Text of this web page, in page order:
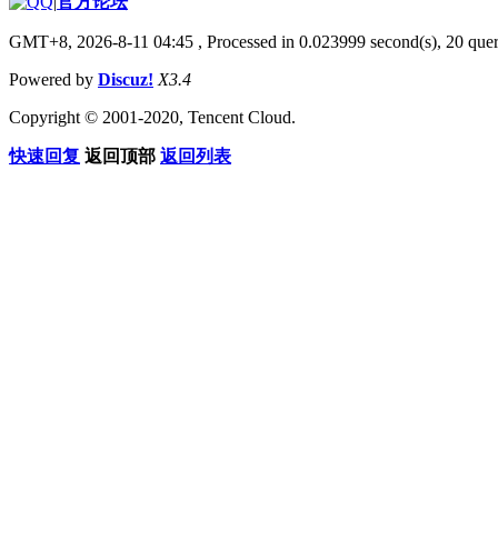
GMT+8, 2026-8-11 04:45 , Processed in 0.023999 second(s), 20
Powered by Discuz! X3.4
Copyright © 2001-2020, Tencent Cloud.
快速回复 返回顶部 返回列表